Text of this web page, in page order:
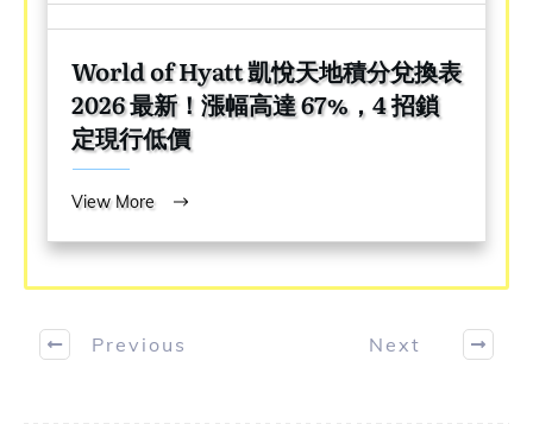
World of Hyatt 凱悅天地積分兌換表
2026 最新！漲幅高達 67%，4 招鎖
定現行低價
View More
Previous Next